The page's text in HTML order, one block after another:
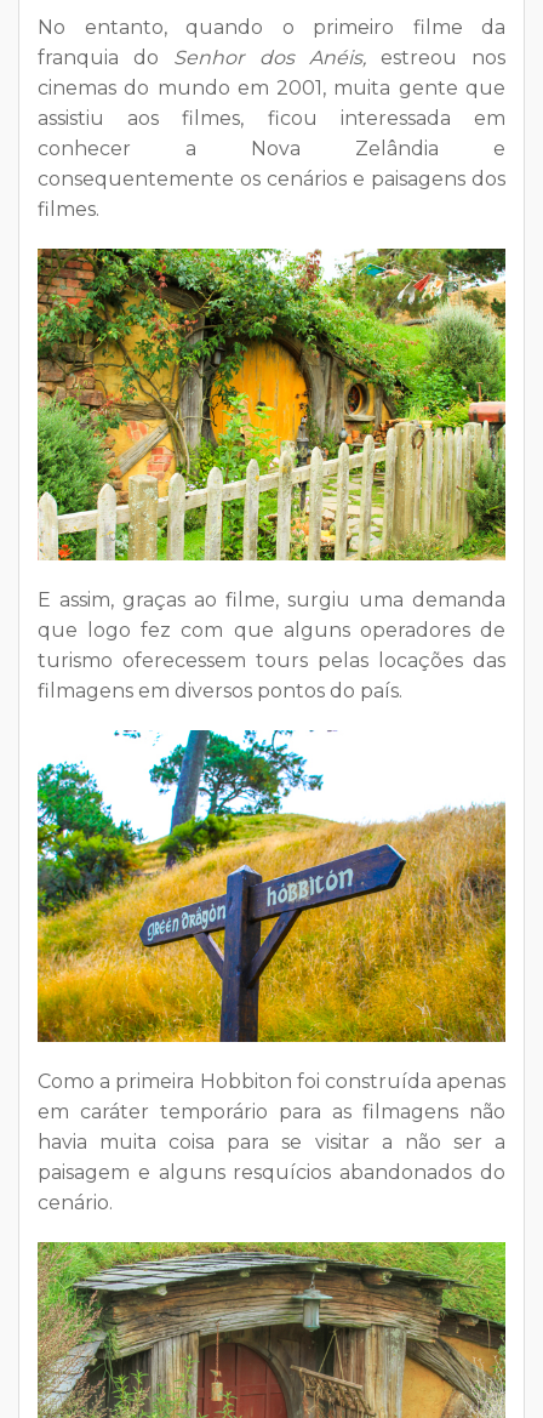
No entanto, quando o primeiro filme da
franquia do Senhor dos Anéis, estreou nos
cinemas do mundo em 2001, muita gente que
assistiu aos filmes, ficou interessada em
conhecer a Nova Zelândia e
consequentemente os cenários e paisagens dos
filmes.
E assim, graças ao filme, surgiu uma demanda
que logo fez com que alguns operadores de
turismo oferecessem tours pelas locações das
filmagens em diversos pontos do país.
Como a primeira Hobbiton foi construída apenas
em caráter temporário para as filmagens não
havia muita coisa para se visitar a não ser a
paisagem e alguns resquícios abandonados do
cenário.